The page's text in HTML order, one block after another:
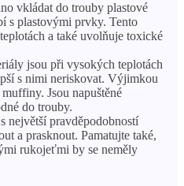
vkládat do trouby plastové
s plastovými prvky. Tento
a také uvolňuje toxické
jsou při vysokých teplotách
s nimi neriskovat. Výjimkou
Jsou napuštěné
do trouby.
největší pravděpodobností
a prasknout. Pamatujte také,
rukojeťmi by se neměly